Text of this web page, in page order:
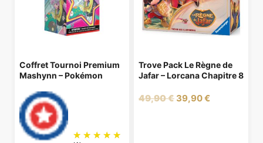
Coffret Tournoi Premium
Mashynn – Pokémon
Trove Pack Le Règne de
Jafar – Lorcana Chapitre 8
49,90€ Le
39,90€Le